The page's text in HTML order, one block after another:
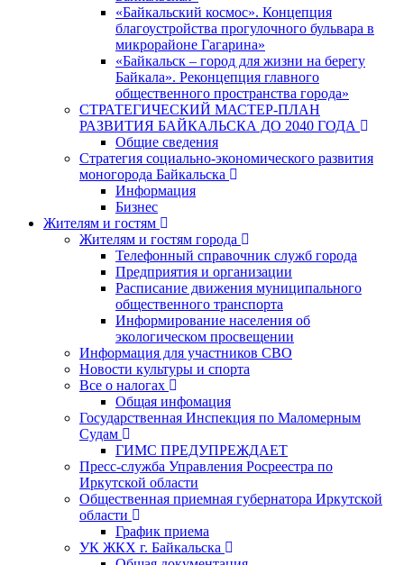
«Байкальский космос». Концепция
благоустройства прогулочного бульвара в
микрорайоне Гагарина»
«Байкальск – город для жизни на берегу
Байкала». Реконцепция главного
общественного пространства города»
СТРАТЕГИЧЕСКИЙ МАСТЕР-ПЛАН
РАЗВИТИЯ БАЙКАЛЬСКА ДО 2040 ГОДА
Общие сведения
Стратегия социально-экономического развития
моногорода Байкальска
Информация
Бизнес
Жителям и гостям
Жителям и гостям города
Телефонный справочник служб города
Предприятия и организации
Расписание движения муниципального
общественного транспорта
Информирование населения об
экологическом просвещении
Информация для участников СВО
Новости культуры и спорта
Все о налогах
Общая инфомация
Государственная Инспекция по Маломерным
Судам
ГИМС ПРЕДУПРЕЖДАЕТ
Пресс-служба Управления Росреестра по
Иркутской области
Общественная приемная губернатора Иркутской
области
График приема
УК ЖКХ г. Байкальска